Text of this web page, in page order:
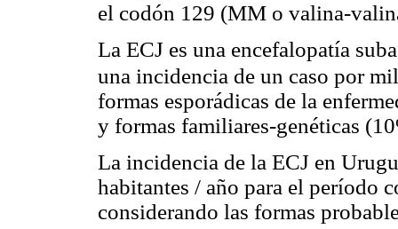
el codón 129 (MM o valina-
La ECJ es una encefalopatía
una incidencia de un caso por
formas esporádicas de la
y formas familiares-genéticas
La incidencia de la ECJ en
habitantes / año para el período
considerando las formas